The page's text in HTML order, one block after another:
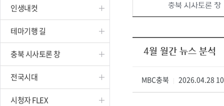
옥천
특집프로그램
종영프로그램
인생내컷
테마기행 길
충북 시사토론 창
전국시대
시청자 FLEX
충북 시사토론 창
4월 월간 뉴스 분석
MBC충북 2026.04.28